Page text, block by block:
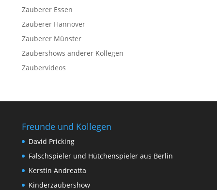
Zauberer Essen
Zauberer Hannover
Zauberer Münster
Zaubershows anderer Kollegen
Zaubervideos
Freunde und Kollegen
David Pricking
Falschspieler und Hütchenspieler aus Berlin
Kerstin Andreatta
Kinderzaubershow